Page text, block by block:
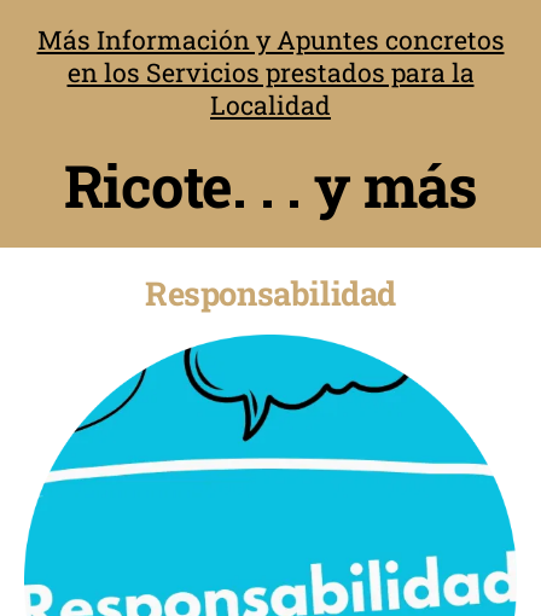
Más Información y Apuntes concretos
en los Servicios prestados para la
Localidad
Ricote. . . y más
Responsabilidad